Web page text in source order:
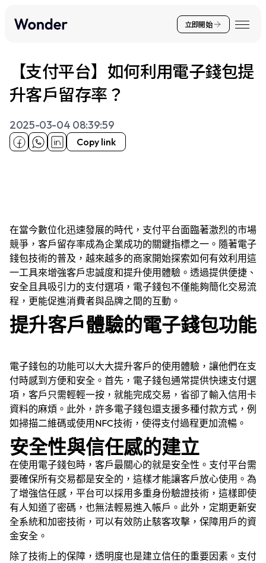
立即開始
【支付平台】如何利用電子錢包提
升客戶留存率？
2025-03-04 08:39:59
Copy link
在當今數位化迅速發展的時代，支付平台面臨著激烈的市場
競爭，客戶留存率成為企業成功的關鍵指標之一。隨著電子
錢包技術的普及，越來越多的商家開始探索如何有效利用這
一工具來增強客戶忠誠度和提升使用體驗。透過提供便捷、
安全且具吸引力的支付選項，電子錢包不僅能夠簡化交易流
程，更能促進消費者與品牌之間的互動。
提升客戶體驗的電子錢包功能
電子錢包的功能可以大大提升客戶的使用體驗，讓他們在支
付時感到方便和安全。首先，電子錢包通常提供快速支付選
項，客戶只需輕輕一按，就能完成交易，省卻了輸入信用卡
資料的麻煩。此外，許多電子錢包還支援多種付款方式，例
如掃描二維碼或使用NFC技術，使得支付過程更加流暢。
安全性與信任感的建立
在使用電子錢包時，客戶最關心的就是安全性。支付平台需
要確保所有交易都是安全的，這樣才能讓客戶放心使用。為
了增強信任感，平台可以採用多重身份驗證技術，這樣即使
有人知道了密碼，也無法輕易進入帳戶。此外，定期更新安
全系統和加密技術，可以有效防止駭客攻擊，保障用戶的資
金安全。
除了技術上的保障，透明度也是建立信任的重要因素。支付